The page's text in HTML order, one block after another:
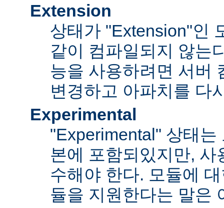
Extension
상태가 "Extension"인
같이 컴파일되지 않는
능을 사용하려면 서버
변경하고 아파치를 다
Experimental
"Experimental" 상태는
본에 포함되있지만, 사
수해야 한다. 모듈에
듈을 지원한다는 말은